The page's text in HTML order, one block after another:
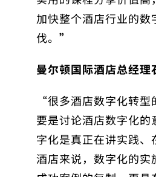
加快整个酒店行业的数
伐。 ”
曼尔顿国际酒店总经理
“很多酒店数字化转型
要是讨论酒店数字化的
字化是真正在讲实践、
酒店来说，数字化的实